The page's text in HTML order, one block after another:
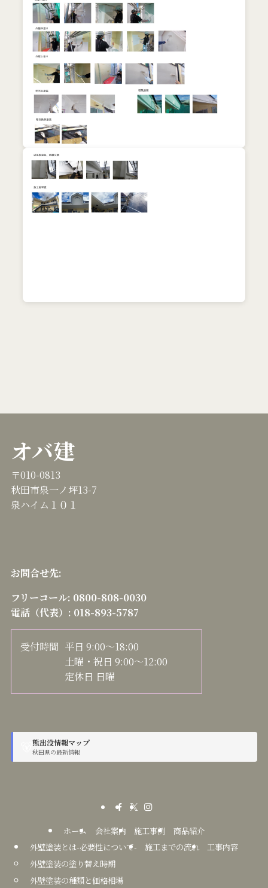
オバ建
〒010-0813
秋田市泉一ノ坪13-7
泉ハイム１０１
お問合せ先:
フリーコール: 0800-808-0030
電話（代表）: 018-893-5787
受付時間 平日 9:00～18:00
土曜・祝日 9:00～12:00
定休日 日曜
熊出没情報マップ
秋田県の最新情報
ホーム 会社案内 施工事例
商品紹介
外壁塗装とは-必要性について-
外壁塗装の塗り替え時期
外壁塗装の種類と価格相場
施工までの流れ 工事内容